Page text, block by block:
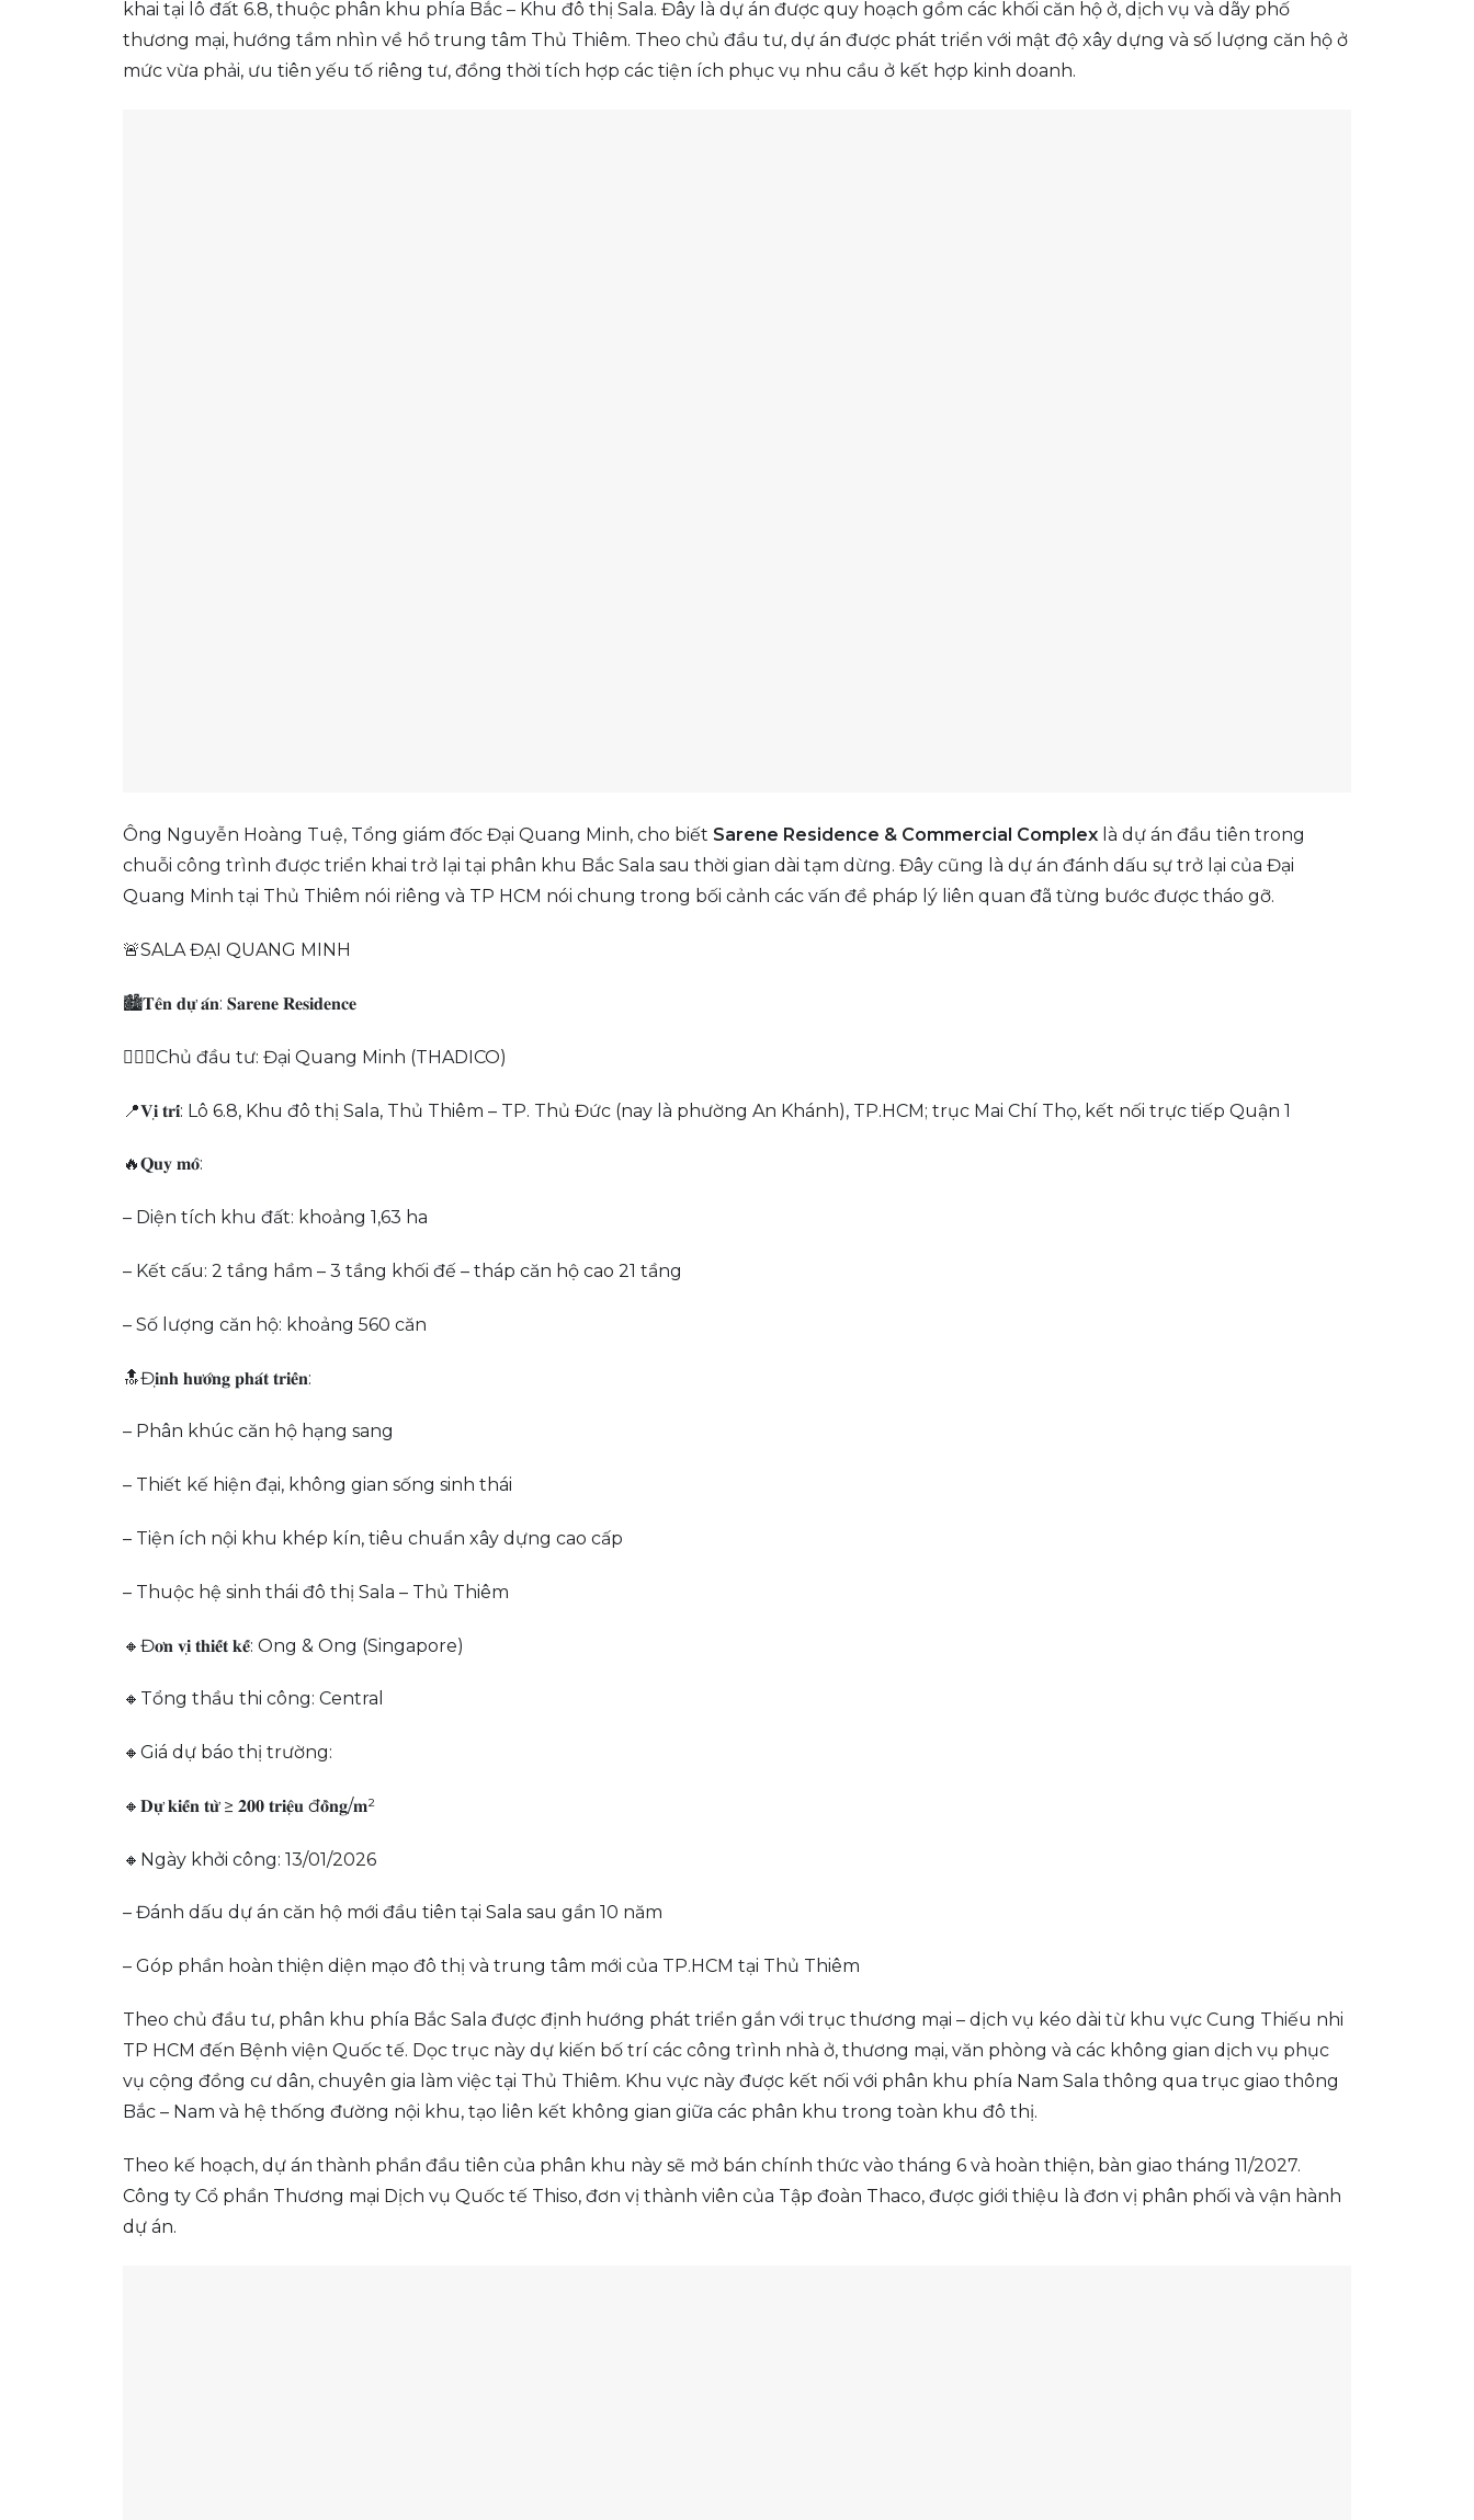
khai tại lô đất 6.8, thuộc phân khu phía Bắc – Khu đô thị Sala. Đây là dự án được quy hoạch gồm các khối căn hộ ở, dịch vụ và dãy phố
thương mại, hướng tầm nhìn về hồ trung tâm Thủ Thiêm. Theo chủ đầu tư, dự án được phát triển với mật độ xây dựng và số lượng căn hộ ở
mức vừa phải, ưu tiên yếu tố riêng tư, đồng thời tích hợp các tiện ích phục vụ nhu cầu ở kết hợp kinh doanh.
Ông Nguyễn Hoàng Tuệ, Tổng giám đốc Đại Quang Minh, cho biết Sarene Residence & Commercial Complex là dự án đầu tiên trong
chuỗi công trình được triển khai trở lại tại phân khu Bắc Sala sau thời gian dài tạm dừng. Đây cũng là dự án đánh dấu sự trở lại của Đại
Quang Minh tại Thủ Thiêm nói riêng và TP HCM nói chung trong bối cảnh các vấn đề pháp lý liên quan đã từng bước được tháo gỡ.
🚨SALA ĐẠI QUANG MINH
🏙️𝐓𝐞̂𝐧 𝐝𝐮̛̣ 𝐚́𝐧: 𝐒𝐚𝐫𝐞𝐧𝐞 𝐑𝐞𝐬𝐢𝐝𝐞𝐧𝐜𝐞
💁🏻‍♂️Chủ đầu tư: Đại Quang Minh (THADICO)
📍𝐕𝐢̣ 𝐭𝐫𝐢́: Lô 6.8, Khu đô thị Sala, Thủ Thiêm – TP. Thủ Đức (nay là phường An Khánh), TP.HCM; trục Mai Chí Thọ, kết nối trực tiếp Quận 1
🔥𝐐𝐮𝐲 𝐦𝐨̂:
– Diện tích khu đất: khoảng 1,63 ha
– Kết cấu: 2 tầng hầm – 3 tầng khối đế – tháp căn hộ cao 21 tầng
– Số lượng căn hộ: khoảng 560 căn
🔝Đ𝐢̣𝐧𝐡 𝐡𝐮̛𝐨̛́𝐧𝐠 𝐩𝐡𝐚́𝐭 𝐭𝐫𝐢𝐞̂̉𝐧:
– Phân khúc căn hộ hạng sang
– Thiết kế hiện đại, không gian sống sinh thái
– Tiện ích nội khu khép kín, tiêu chuẩn xây dựng cao cấp
– Thuộc hệ sinh thái đô thị Sala – Thủ Thiêm
🔸Đ𝐨̛𝐧 𝐯𝐢̣ 𝐭𝐡𝐢𝐞̂́𝐭 𝐤𝐞̂́: Ong & Ong (Singapore)
🔸Tổng thầu thi công: Central
🔸Giá dự báo thị trường:
🔸𝐃𝐮̛̣ 𝐤𝐢𝐞̂́𝐧 𝐭𝐮̛̀ ≥ 𝟐𝟎𝟎 𝐭𝐫𝐢𝐞̣̂𝐮 đ𝐨̂̀𝐧𝐠/𝐦²
🔸Ngày khởi công: 13/01/2026
– Đánh dấu dự án căn hộ mới đầu tiên tại Sala sau gần 10 năm
– Góp phần hoàn thiện diện mạo đô thị và trung tâm mới của TP.HCM tại Thủ Thiêm
Theo chủ đầu tư, phân khu phía Bắc Sala được định hướng phát triển gắn với trục thương mại – dịch vụ kéo dài từ khu vực Cung Thiếu nhi
TP HCM đến Bệnh viện Quốc tế. Dọc trục này dự kiến bố trí các công trình nhà ở, thương mại, văn phòng và các không gian dịch vụ phục
vụ cộng đồng cư dân, chuyên gia làm việc tại Thủ Thiêm. Khu vực này được kết nối với phân khu phía Nam Sala thông qua trục giao thông
Bắc – Nam và hệ thống đường nội khu, tạo liên kết không gian giữa các phân khu trong toàn khu đô thị.
Theo kế hoạch, dự án thành phần đầu tiên của phân khu này sẽ mở bán chính thức vào tháng 6 và hoàn thiện, bàn giao tháng 11/2027.
Công ty Cổ phần Thương mại Dịch vụ Quốc tế Thiso, đơn vị thành viên của Tập đoàn Thaco, được giới thiệu là đơn vị phân phối và vận hành
dự án.